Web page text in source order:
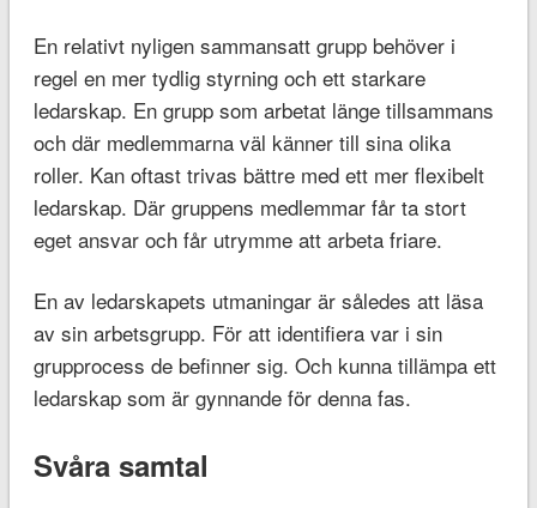
En relativt nyligen sammansatt grupp behöver i
regel en mer tydlig styrning och ett starkare
ledarskap. En grupp som arbetat länge tillsammans
och där medlemmarna väl känner till sina olika
roller. Kan oftast trivas bättre med ett mer flexibelt
ledarskap. Där gruppens medlemmar får ta stort
eget ansvar och får utrymme att arbeta friare.
En av ledarskapets utmaningar är således att läsa
av sin arbetsgrupp. För att identifiera var i sin
grupprocess de befinner sig. Och kunna tillämpa ett
ledarskap som är gynnande för denna fas.
Svåra samtal